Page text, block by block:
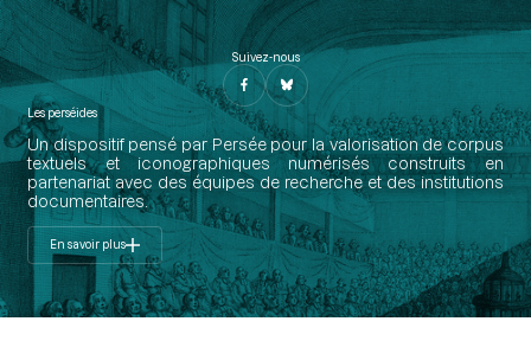
Suivez-nous
Les perséides
Un dispositif pensé par Persée pour la valorisation de corpus
textuels et iconographiques numérisés construits en
partenariat avec des équipes de recherche et des institutions
documentaires.
En savoir plus